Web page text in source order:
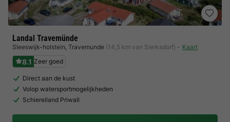
Landal Travemünde
Sleeswijk-holstein, Travemunde (14,5 km van Sierksdorf) Kaart
8.1 Zeer goed
Direct aan de kust
Volop watersportmogelijkheden
Schiereiland Priwall